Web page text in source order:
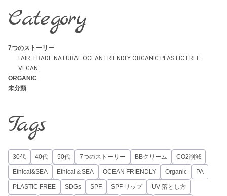
Category
7つのストーリー
FAIR TRADE NATURAL OCEAN FRIENDLY ORGANIC PLASTIC FREE
VEGAN
ORGANIC
未分類
Tags
30代 40代 50代 7つのストーリー BBクリーム CO2削減
Ethical&SEA Ethical＆SEA OCEAN FRIENDLY Organic PA
PLASTIC FREE SDGs SPF SPF リップ UV 落とし方